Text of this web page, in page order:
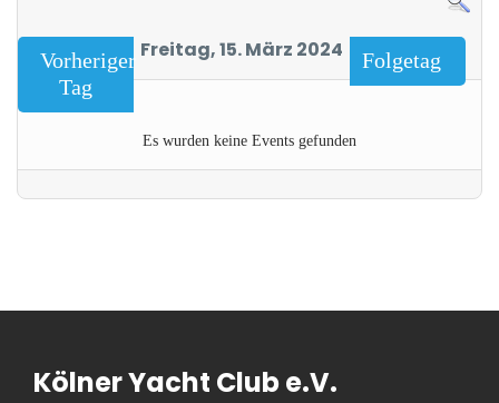
Vorheriger
Tag
Freitag, 15. März 2024 Folgetag
Es wurden keine Events gefunden
Kölner Yacht Club e.V.